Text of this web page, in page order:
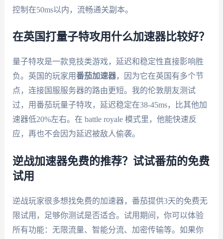
控制在50ms以内，流畅通关副本。
在英国打量子特攻用什么加速器比较好？
量子特攻是一款竞技类游戏，延迟和稳定性直接影响胜
负。英国的玩家用番茄加速器，因为它在英国有多个节
点，连接国服服务器的路由更短。我的伦敦朋友测试
过，用番茄玩量子特攻，延迟稳定在38-45ms，比其他加
速器低20%左右。在 battle royale 模式里，他能快速反
应，再也不会因为延迟被敌人偷袭。
逆战加速器免费的推荐？试试番茄的免费
试用
逆战玩家很多想找免费的加速器，番茄提供3天的免费无
限试用，足够你测试是否适合。试用期间，你可以体验
所有功能：无限流量、智能分流、加密传输等。如果你